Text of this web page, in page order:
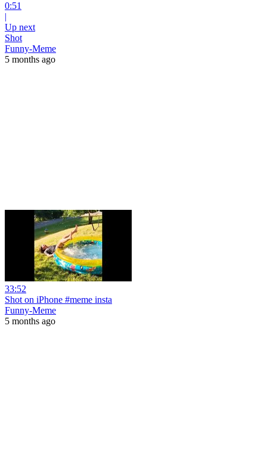
0:51
|
Up next
Shot
Funny-Meme
5 months ago
33:52
Shot on iPhone #meme insta
Funny-Meme
5 months ago